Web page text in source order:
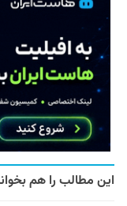
این مطالب را هم